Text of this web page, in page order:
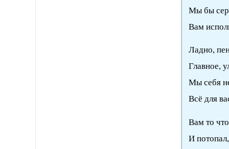
Мы бы
Вам
Ладно,
Главное,
Мы себя
Всё для
Вам то
И потопал,